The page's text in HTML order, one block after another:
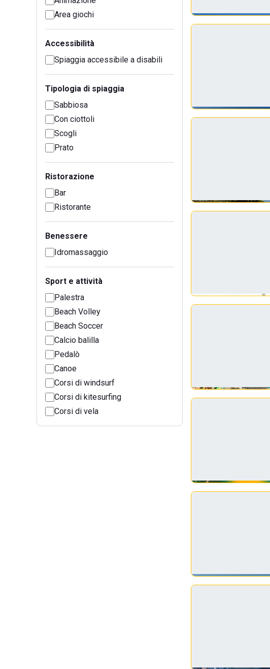
Area giochi
Accessibilità
Spiaggia accessibile a disabili
Tipologia di spiaggia
Sabbiosa
Con ciottoli
Scogli
Prato
Ristorazione
Bar
Ristorante
Benessere
Idromassaggio
Sport e attività
Palestra
Beach Volley
Beach Soccer
Calcio balilla
Pedalò
Canoe
Corsi di windsurf
Corsi di kitesurfing
Corsi di vela